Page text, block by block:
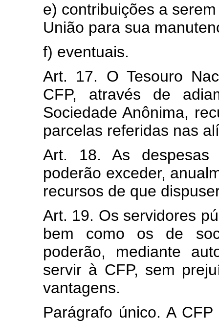
e) contribuições a
União para sua
f) eventuais.
Art. 17. O Tesouro
CFP, através de
Sociedade Anônima,
parcelas referidas nas
Art. 18. As despesas
poderão exceder,
recursos de que
Art. 19. Os servidores
bem como os de
poderão, mediante
servir à CFP, sem
vantagens.
Parágrafo único. A